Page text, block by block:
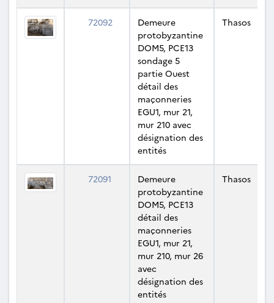
72092
Demeure
protobyzantine
DOM5, PCE13
sondage 5
partie Ouest
détail des
maçonneries
EGU1, mur 21,
mur 210 avec
désignation des
entités
Thasos
72091
Demeure
protobyzantine
DOM5, PCE13
détail des
maçonneries
EGU1, mur 21,
mur 210, mur 26
avec
désignation des
entités
Thasos